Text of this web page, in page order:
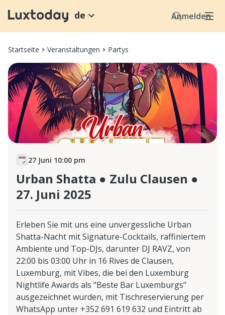
Anmelden
de
Startseite Veranstaltungen Partys
27 Juni 10:00 pm
Urban Shatta ● Zulu Clausen ●
27. Juni 2025
Erleben Sie mit uns eine unvergessliche Urban
Shatta-Nacht mit Signature-Cocktails, raffiniertem
Ambiente und Top-DJs, darunter DJ RAVZ, von
22:00 bis 03:00 Uhr in 16 Rives de Clausen,
Luxemburg, mit Vibes, die bei den Luxemburg
Nightlife Awards als "Beste Bar Luxemburgs"
ausgezeichnet wurden, mit Tischreservierung per
WhatsApp unter +352 691 619 632 und Eintritt ab